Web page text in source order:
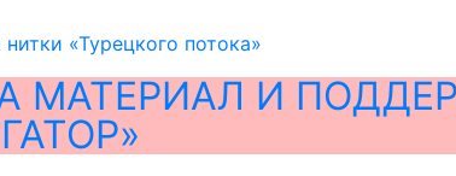
«Турецкого потока»
МАТЕРИАЛ И